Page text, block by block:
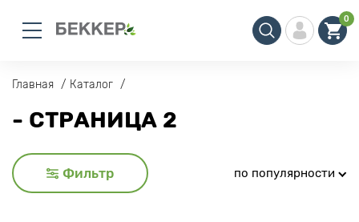
0
Главная Каталог
- СТРАНИЦА 2
Фильтр по популярности